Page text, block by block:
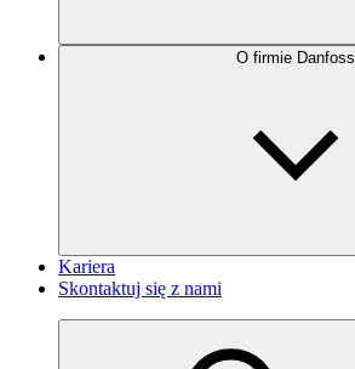
O firmie Danfoss
Kariera
Skontaktuj się z nami